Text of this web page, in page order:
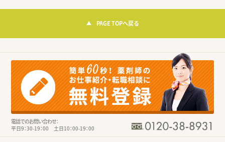
PAGE TOPへ戻る
電話でのお問い合わせ：
平日9：30-19：00 土日10：00-19：00